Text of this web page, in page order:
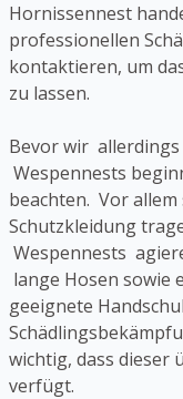
Hornissennest
professionellen
kontaktieren, um
zu lassen.
Bevor wir
Wespennests
beachten. Vor
Schutzkleidung
Wespennests
lange Hosen sowie
geeignete
wichtig, dass dieser
verfügt.